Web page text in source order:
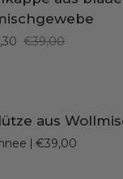
€39,00
aus
€39,00